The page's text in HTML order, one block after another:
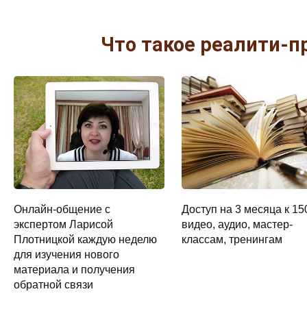
Что такое реалити-
Онлайн-общение с
экспертом Ларисой
Плотницкой каждую неделю
для изучения нового
материала и получения
обратной связи
Доступ на 3 месяца к
видео, аудио, мастер-
классам, тренингам